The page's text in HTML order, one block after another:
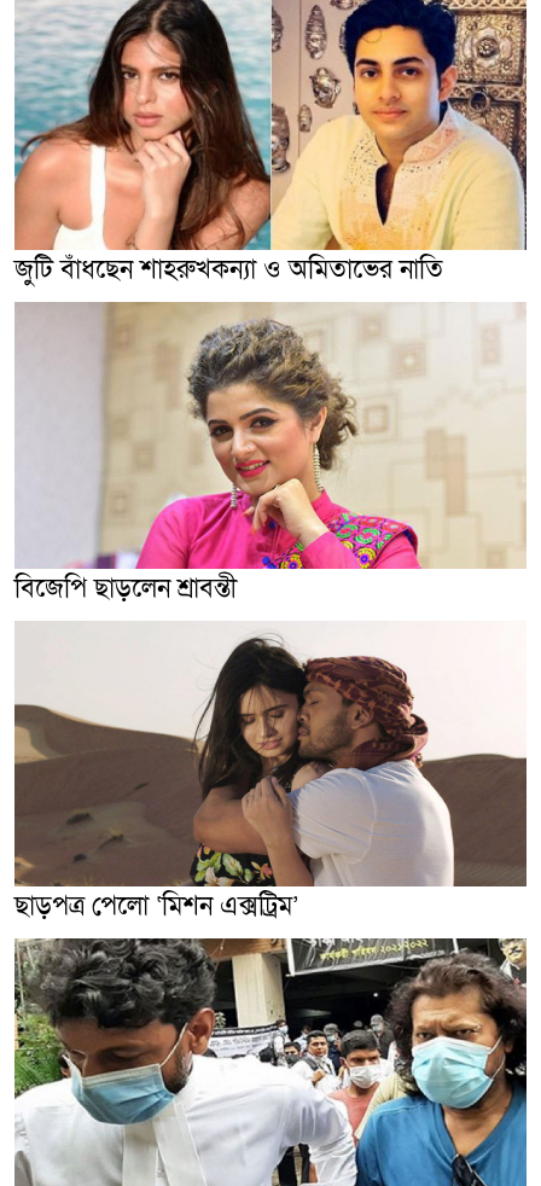
জুটি বাঁধছেন শাহরুখকন্যা ও অমিতাভের নাতি
বিজেপি ছাড়লেন শ্রাবন্তী
ছাড়পত্র পেলো ‘মিশন এক্সট্রিম’